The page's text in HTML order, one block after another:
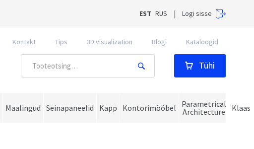
EST RUS Logi sisse
Tühi
Kontakt Tips 3D visualization Blogi Kataloogid
Maalingud Seinapaneelid Kapp Kontorimööbel
Parametrical
Architecture
Klaas